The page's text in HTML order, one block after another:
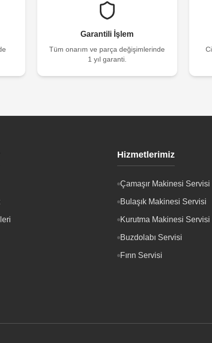
Garantili İşlem
Tüm onarım ve parça değişimlerinde
1 yıl garanti.
Hizmetlerimiz
Çamaşır Makinesi Servisi
Bulaşık Makinesi Servisi
Kurutma Makinesi Servisi
Buzdolabı Servisi
Fırın Servisi